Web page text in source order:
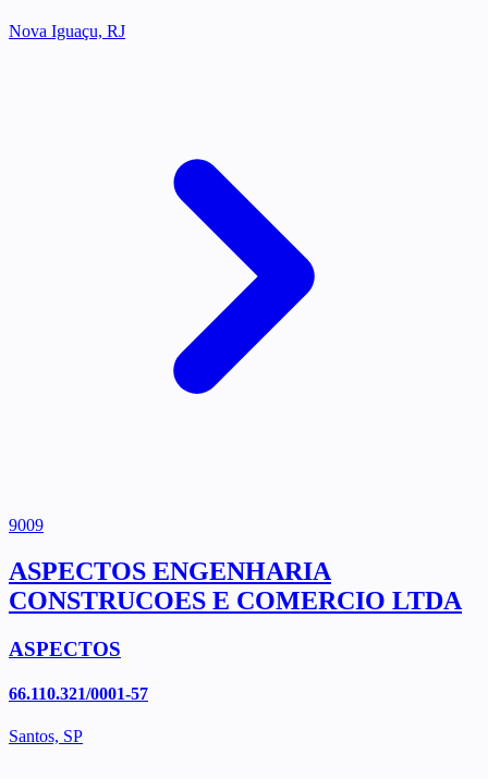
Nova Iguaçu, RJ
9009
ASPECTOS ENGENHARIA
CONSTRUCOES E COMERCIO LTDA
ASPECTOS
66.110.321/0001-57
Santos, SP